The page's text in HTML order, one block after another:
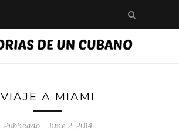
VIAJE A MIAMI
Publicado - June 2, 2014